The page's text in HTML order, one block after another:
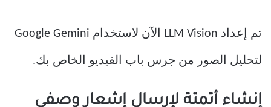
تم إعداد LLM Vision الآن لاستخدام Google Gemini
لتحليل الصور من جرس باب الفيديو الخاص بك.
إنشاء أتمتة لإرسال إشعار وصفي